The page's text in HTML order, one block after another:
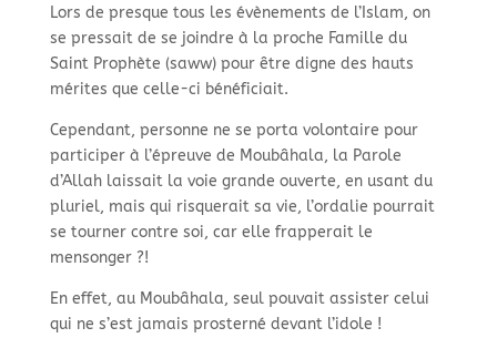
Lors de presque tous les évènements de l’Islam, on
se pressait de se joindre à la proche Famille du
Saint Prophète (saww) pour être digne des hauts
mérites que celle-ci bénéficiait.
Cependant, personne ne se porta volontaire pour
participer à l’épreuve de Moubâhala, la Parole
d’Allah laissait la voie grande ouverte, en usant du
pluriel, mais qui risquerait sa vie, l’ordalie pourrait
se tourner contre soi, car elle frapperait le
mensonger ?!
En effet, au Moubâhala, seul pouvait assister celui
qui ne s’est jamais prosterné devant l’idole !